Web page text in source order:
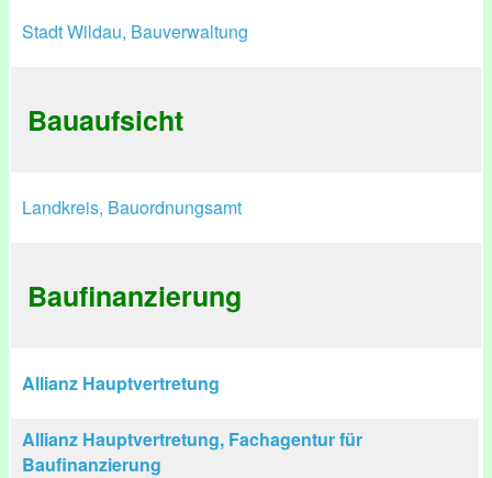
Stadt Wildau, Bauverwaltung
Bauaufsicht
Landkreis, Bauordnungsamt
Baufinanzierung
Allianz Hauptvertretung
Allianz Hauptvertretung, Fachagentur für
Baufinanzierung